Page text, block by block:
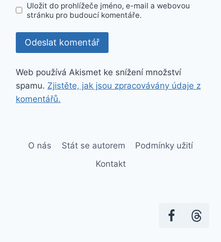
Uložit do prohlížeče jméno, e-mail a webovou
stránku pro budoucí komentáře.
Web používá Akismet ke snížení množství
spamu. Zjistěte, jak jsou zpracovávány údaje z
komentářů.
O nás Stát se autorem
Podmínky užití
Kontakt